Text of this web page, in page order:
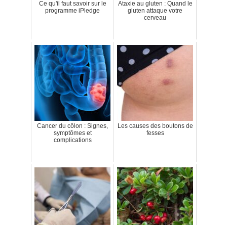
Ce qu'il faut savoir sur le
programme iPledge
Ataxie au gluten : Quand le
gluten attaque votre
cerveau
Cancer du côlon : Signes,
symptômes et
complications
Les causes des boutons de
fesses